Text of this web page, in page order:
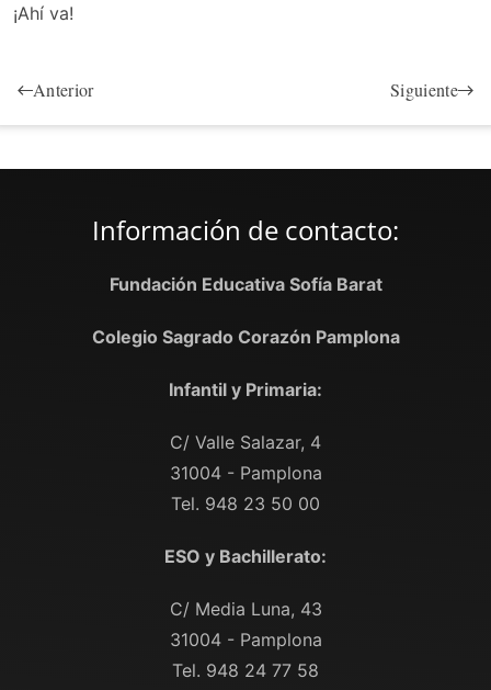
¡Ahí va!
Anterior Siguiente
Información de contacto:
Fundación Educativa Sofía Barat
Colegio Sagrado Corazón Pamplona
Infantil y Primaria:
C/ Valle Salazar, 4
31004 - Pamplona
Tel. 948 23 50 00
ESO y Bachillerato:
C/ Media Luna, 43
31004 - Pamplona
Tel. 948 24 77 58